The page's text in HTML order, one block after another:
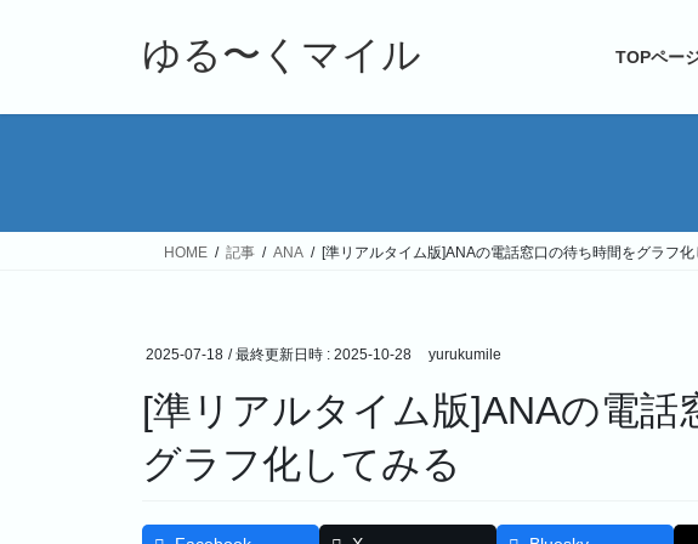
ゆる〜くマイル TOPペー
HOME 記事 ANA [準リアルタイム版]ANAの電話窓口の待ち時間をグラフ化
2025-07-18 / 最終更新日時 : 2025-10-28 yurukumile
[準リアルタイム版]ANAの電話
グラフ化してみる